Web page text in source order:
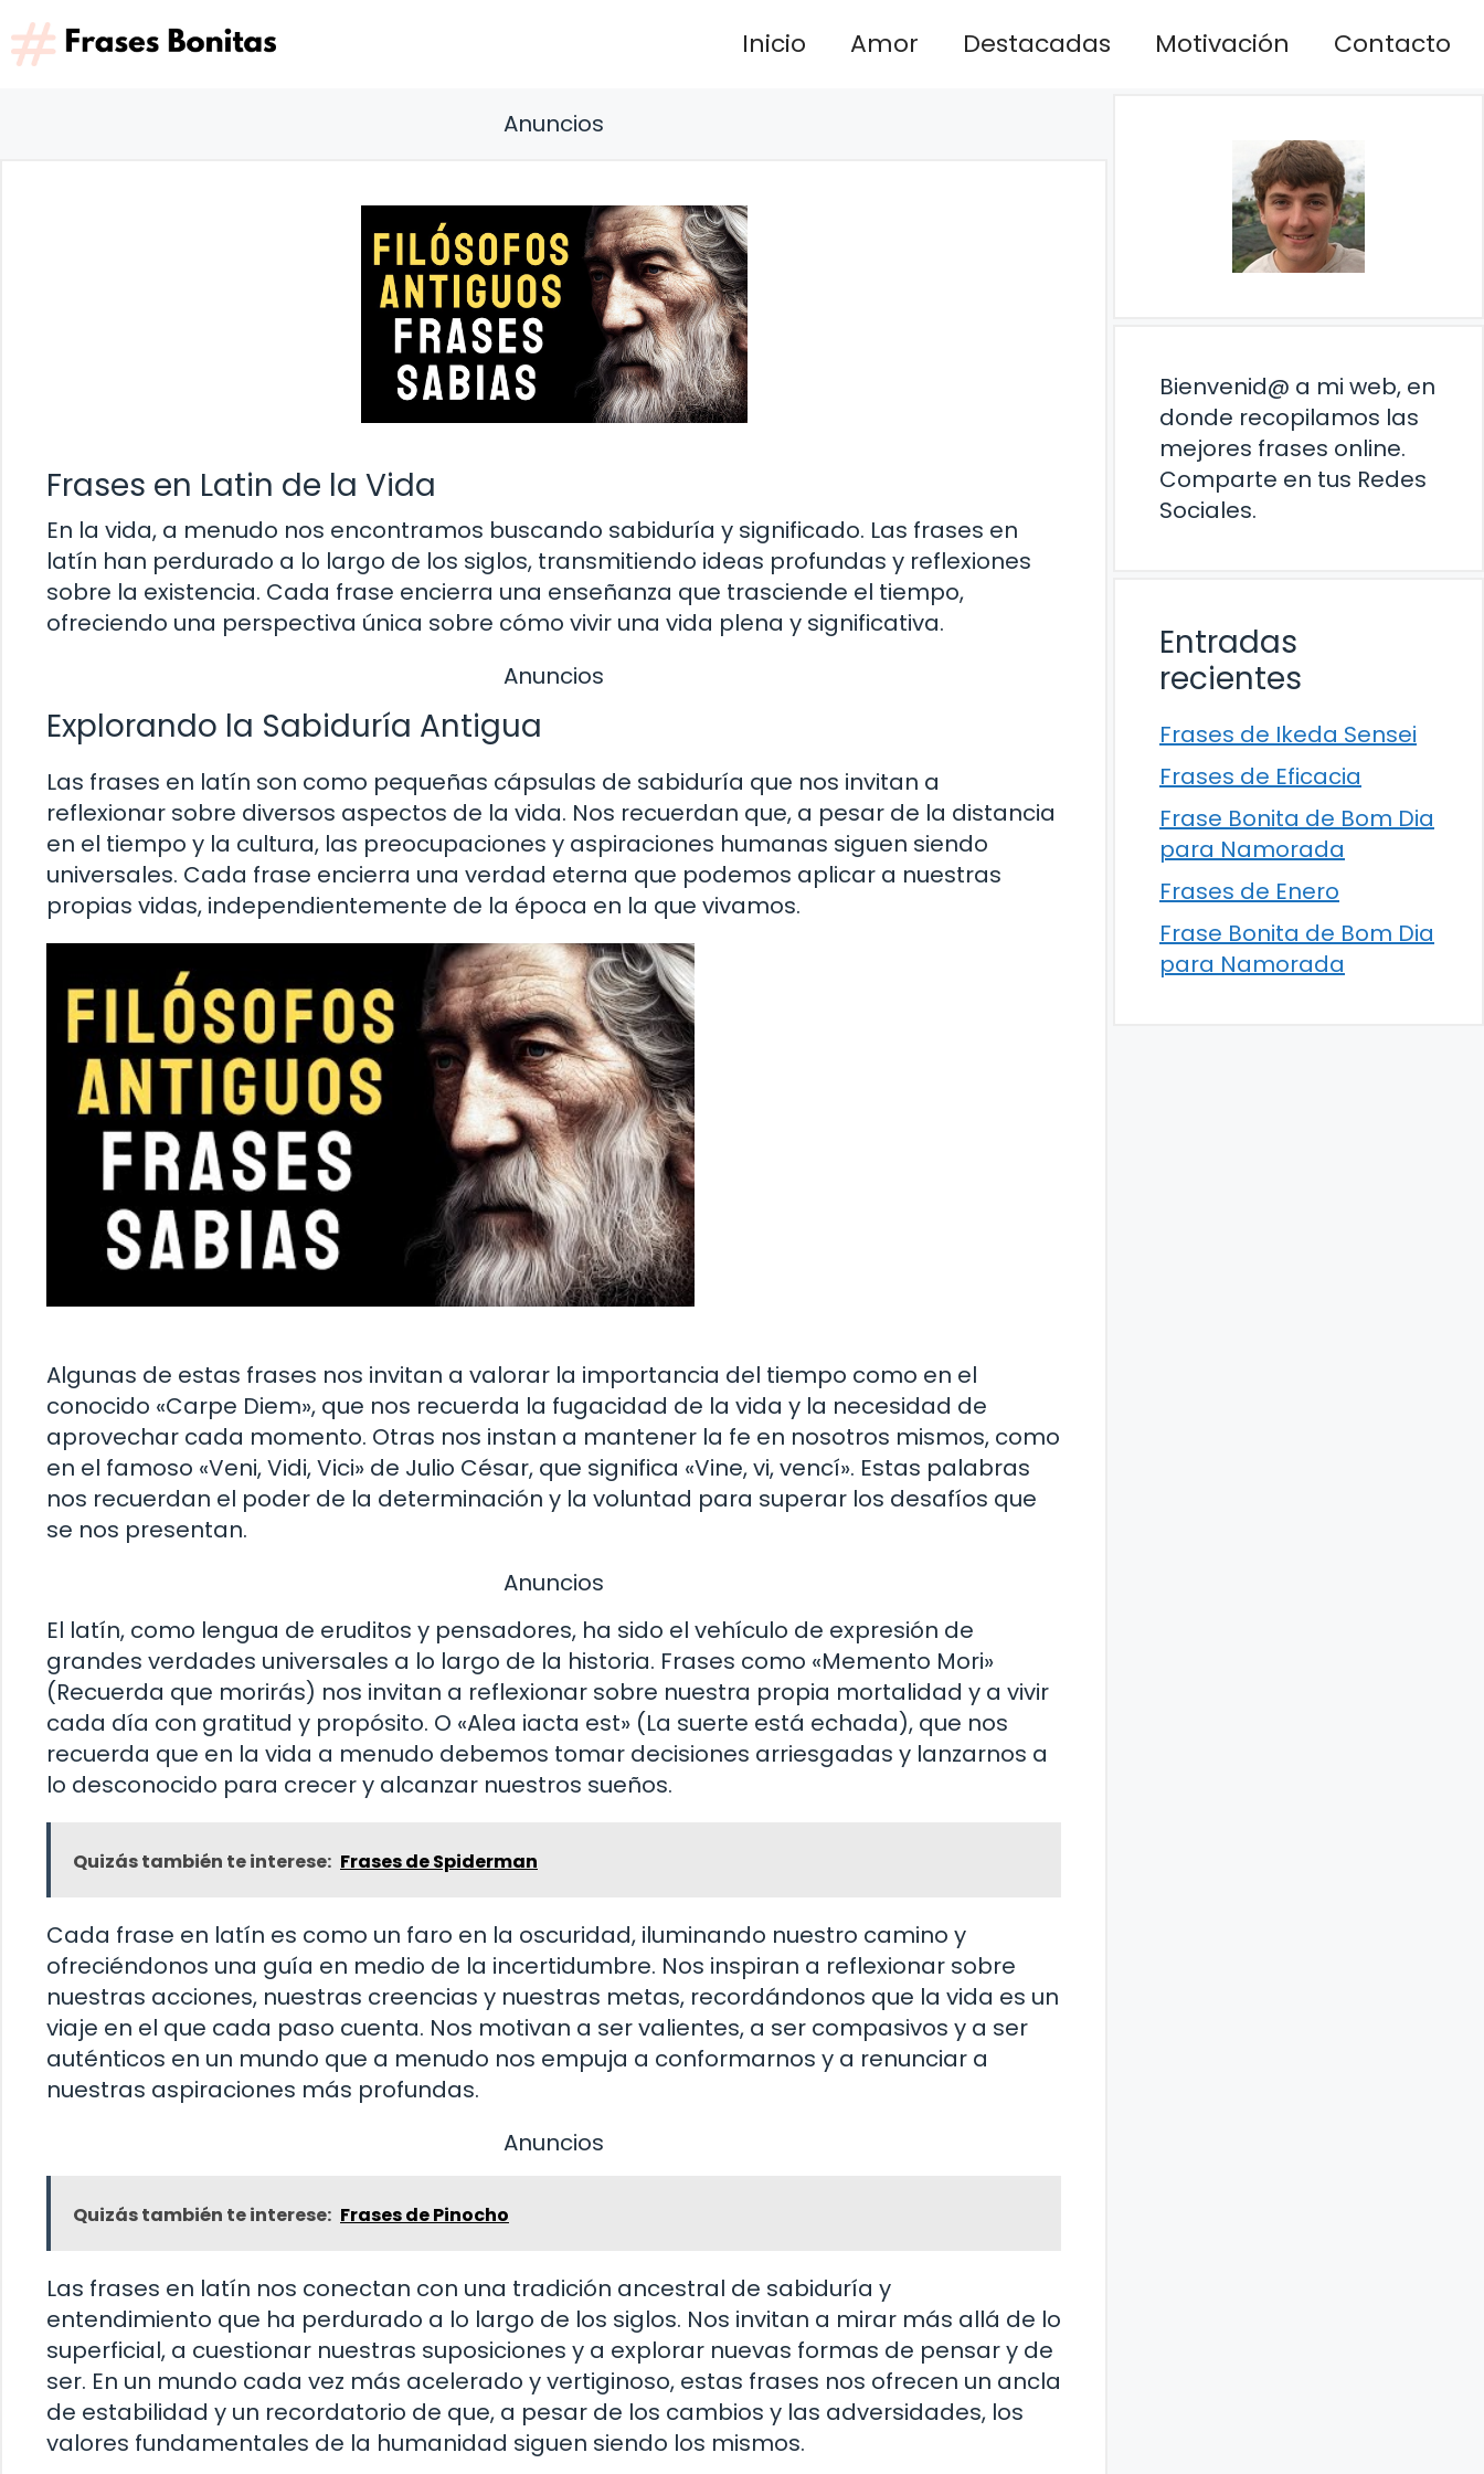
Saltar
al
contenido
Inicio Amor Destacadas Motivación Contacto
Anuncios
Frases en Latin de la Vida
En la vida, a menudo nos encontramos buscando sabiduría y significado. Las frases en
latín han perdurado a lo largo de los siglos, transmitiendo ideas profundas y reflexiones
sobre la existencia. Cada frase encierra una enseñanza que trasciende el tiempo,
ofreciendo una perspectiva única sobre cómo vivir una vida plena y significativa.
Anuncios
Explorando la Sabiduría Antigua
Las frases en latín son como pequeñas cápsulas de sabiduría que nos invitan a
reflexionar sobre diversos aspectos de la vida. Nos recuerdan que, a pesar de la distancia
en el tiempo y la cultura, las preocupaciones y aspiraciones humanas siguen siendo
universales. Cada frase encierra una verdad eterna que podemos aplicar a nuestras
propias vidas, independientemente de la época en la que vivamos.
Algunas de estas frases nos invitan a valorar la importancia del tiempo como en el
conocido «Carpe Diem», que nos recuerda la fugacidad de la vida y la necesidad de
aprovechar cada momento. Otras nos instan a mantener la fe en nosotros mismos, como
en el famoso «Veni, Vidi, Vici» de Julio César, que significa «Vine, vi, vencí». Estas palabras
nos recuerdan el poder de la determinación y la voluntad para superar los desafíos que
se nos presentan.
Anuncios
El latín, como lengua de eruditos y pensadores, ha sido el vehículo de expresión de
grandes verdades universales a lo largo de la historia. Frases como «Memento Mori»
(Recuerda que morirás) nos invitan a reflexionar sobre nuestra propia mortalidad y a vivir
cada día con gratitud y propósito. O «Alea iacta est» (La suerte está echada), que nos
recuerda que en la vida a menudo debemos tomar decisiones arriesgadas y lanzarnos a
lo desconocido para crecer y alcanzar nuestros sueños.
Quizás también te interese: Frases de Spiderman
Cada frase en latín es como un faro en la oscuridad, iluminando nuestro camino y
ofreciéndonos una guía en medio de la incertidumbre. Nos inspiran a reflexionar sobre
nuestras acciones, nuestras creencias y nuestras metas, recordándonos que la vida es un
viaje en el que cada paso cuenta. Nos motivan a ser valientes, a ser compasivos y a ser
auténticos en un mundo que a menudo nos empuja a conformarnos y a renunciar a
nuestras aspiraciones más profundas.
Anuncios
Quizás también te interese: Frases de Pinocho
Las frases en latín nos conectan con una tradición ancestral de sabiduría y
entendimiento que ha perdurado a lo largo de los siglos. Nos invitan a mirar más allá de lo
superficial, a cuestionar nuestras suposiciones y a explorar nuevas formas de pensar y de
ser. En un mundo cada vez más acelerado y vertiginoso, estas frases nos ofrecen un ancla
de estabilidad y un recordatorio de que, a pesar de los cambios y las adversidades, los
valores fundamentales de la humanidad siguen siendo los mismos.
Bienvenid@ a mi web, en
donde recopilamos las
mejores frases online.
Comparte en tus Redes
Sociales.
Entradas
recientes
Frases de Ikeda Sensei
Frases de Eficacia
Frase Bonita de Bom Dia
para Namorada
Frases de Enero
Frase Bonita de Bom Dia
para Namorada